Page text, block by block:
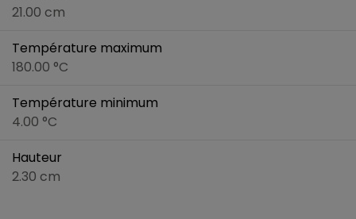
21.00 cm
Température maximum
180.00 °C
Température minimum
4.00 °C
Hauteur
2.30 cm